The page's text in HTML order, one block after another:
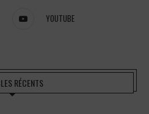
YOUTUBE
RÉCENTS